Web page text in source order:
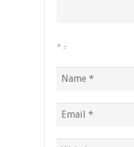
* =